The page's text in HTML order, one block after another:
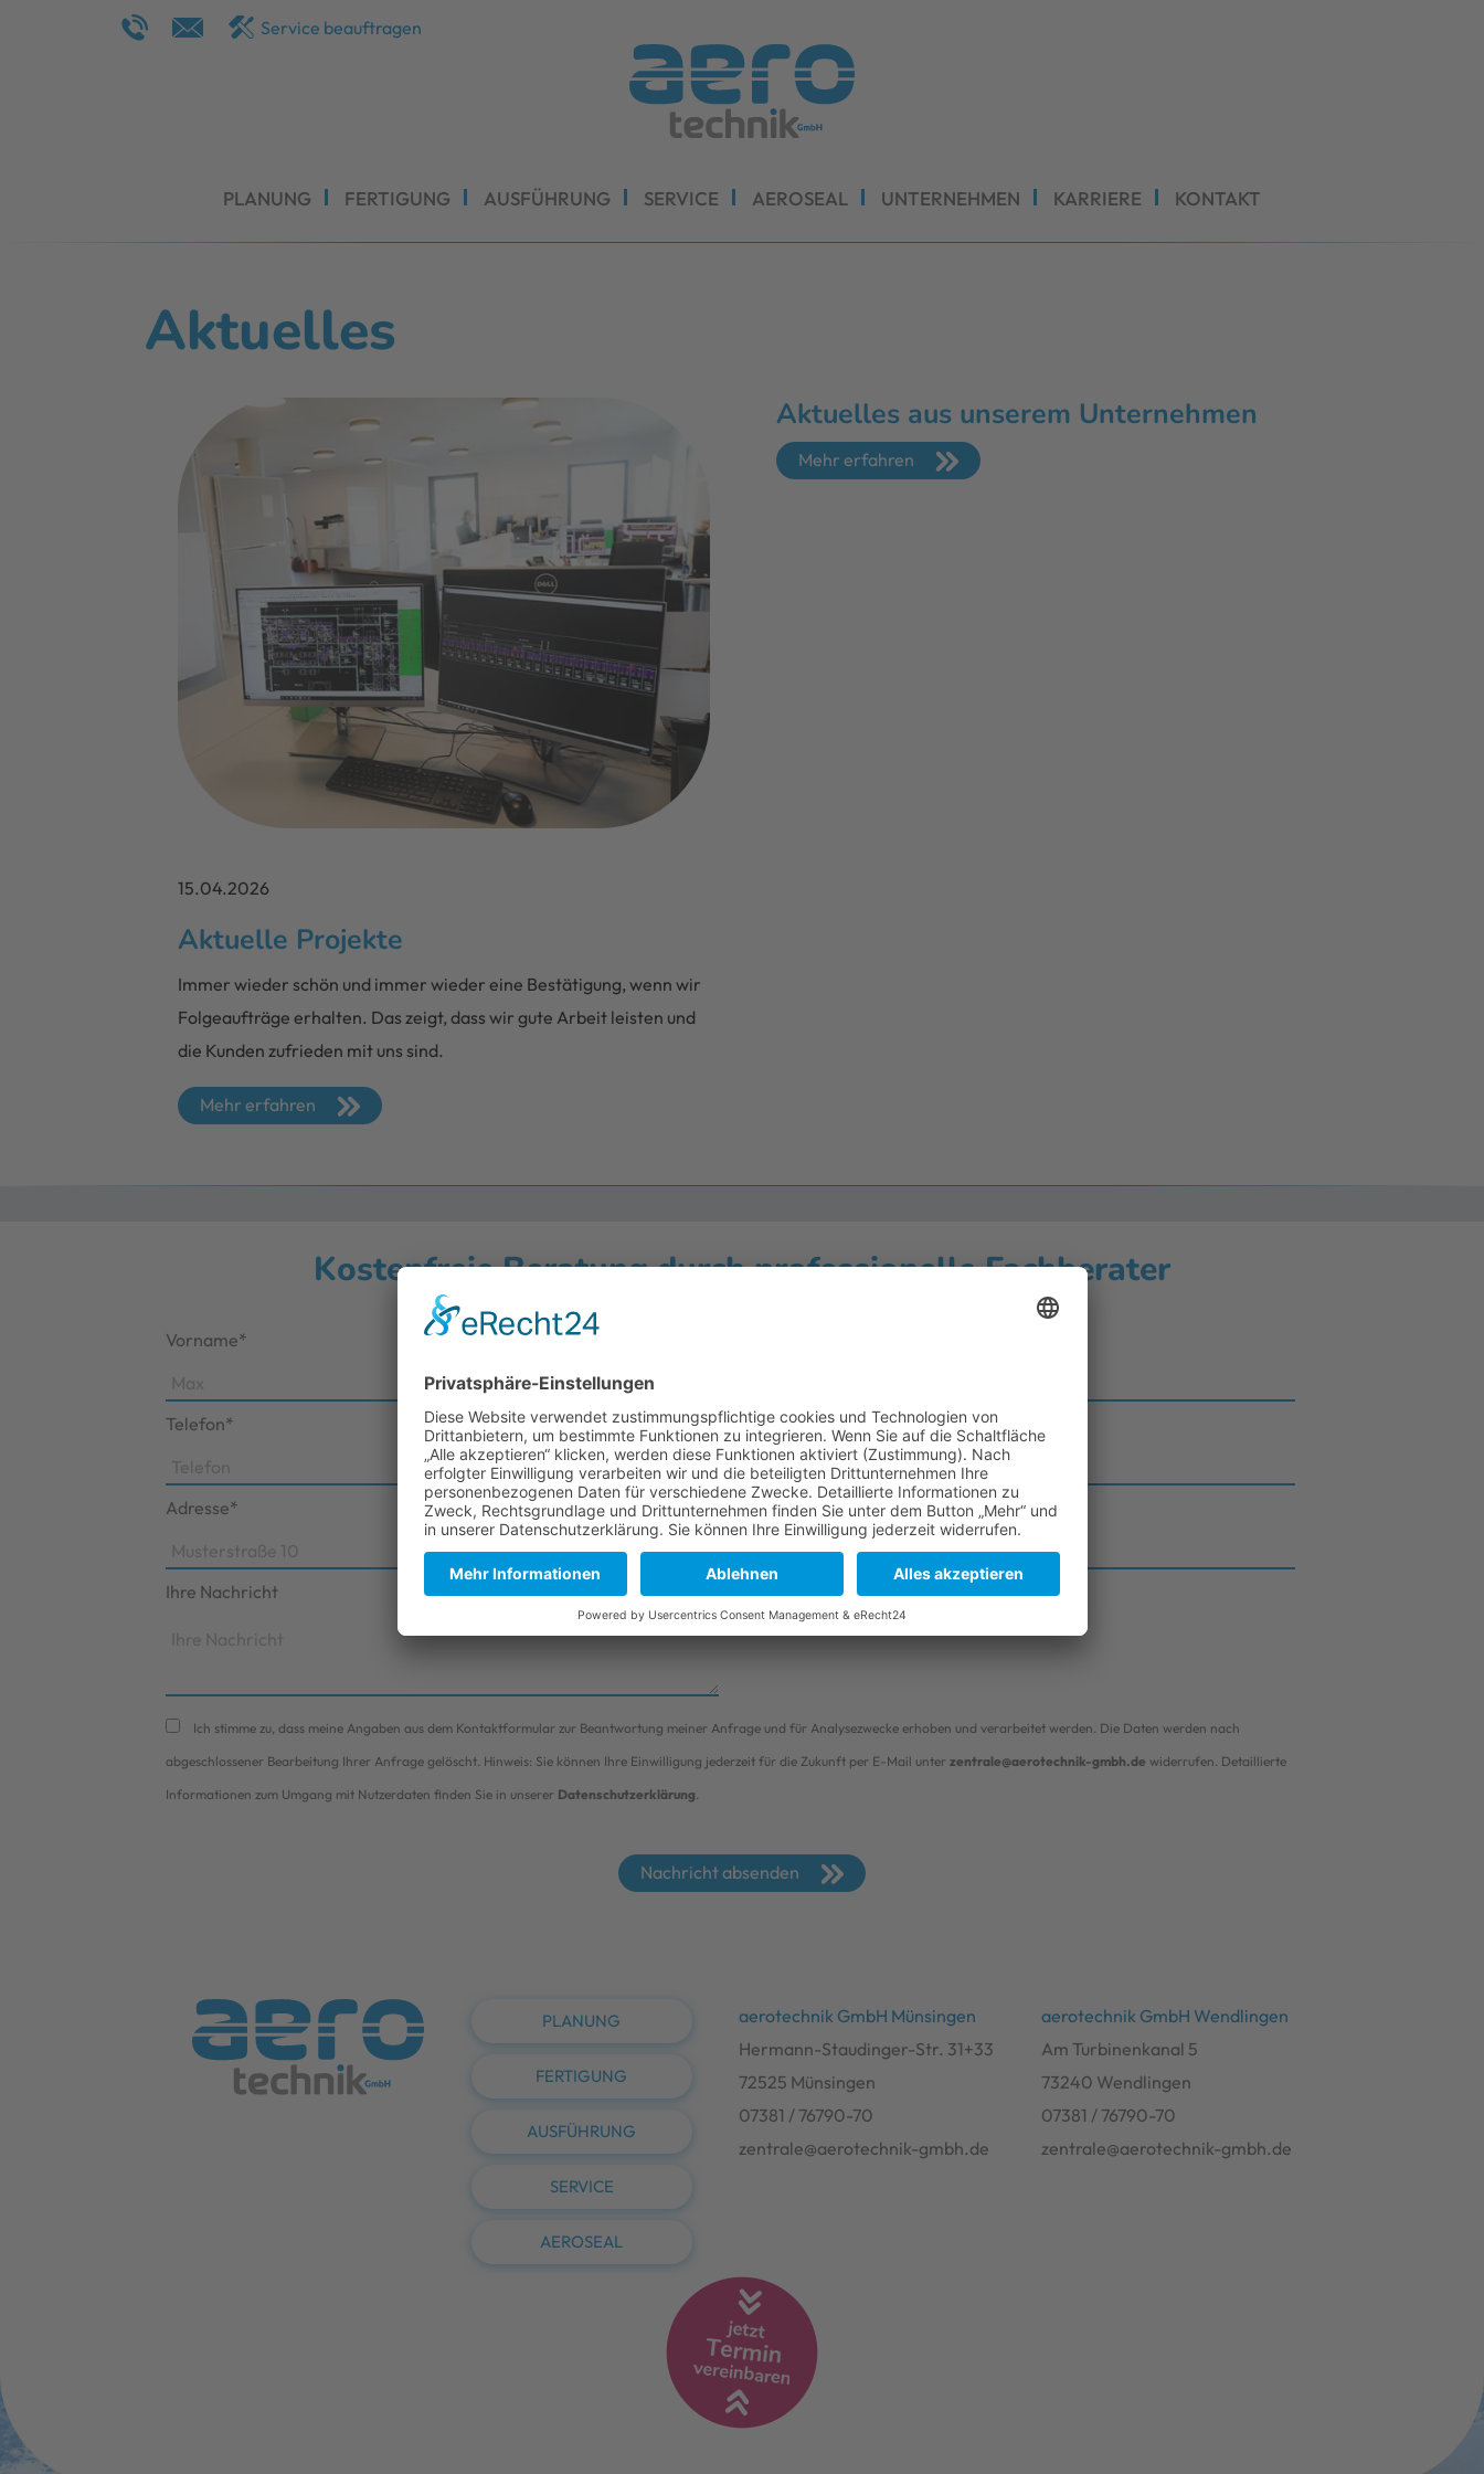
Service beauftragen
PLANUNG FERTIGUNG AUSFÜHRUNG SERVICE AEROSEAL UNTERNEHMEN KARRIERE KONTAKT
Aktuelles
15.04.2026
Aktuelle Projekte
Immer wieder schön und immer wieder eine Bestätigung, wenn wir
Folgeaufträge erhalten. Das zeigt, dass wir gute Arbeit leisten und
die Kunden zufrieden mit uns sind.
Mehr erfahren
Aktuelles aus unserem Unternehmen
Mehr erfahren
Kostenfreie Beratung durch professionelle Fachberater
Vorname*
Telefon* E-Mail*
Adresse* PLZ/ORT*
Ihre Nachricht
Ich stimme zu, dass meine Angaben aus dem Kontaktformular zur Beantwortung meiner Anfrage und für Analysezwecke erhoben und verarbeitet werden. Die Daten werden nach
abgeschlossener Bearbeitung Ihrer Anfrage gelöscht. Hinweis: Sie können Ihre Einwilligung jederzeit für die Zukunft per E-Mail unter zentrale@aerotechnik-gmbh.de widerrufen. Detaillierte
Informationen zum Umgang mit Nutzerdaten finden Sie in unserer Datenschutzerklärung.
Nachricht absenden
PLANUNG
FERTIGUNG
AUSFÜHRUNG
SERVICE
AEROSEAL
aerotechnik GmbH Münsingen
Hermann-Staudinger-Str. 31+33
72525 Münsingen
07381 / 76790-70
zentrale@aerotechnik-gmbh.de
aerotechnik GmbH Wendlingen
Am Turbinenkanal 5
73240 Wendlingen
07381 / 76790-70
zentrale@aerotechnik-gmbh.de